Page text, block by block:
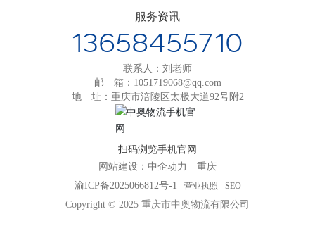
服务资讯
13658455710
联系人：刘老师
邮 箱： 1051719068@qq.com
地 址：重庆市涪陵区太极大道92号附2
扫码浏览手机官网
网站建设： 中企动力
重庆
渝ICP备2025066812号-1
营业执照 SEO
Copyright © 2025 重庆市中奥物流有限公司